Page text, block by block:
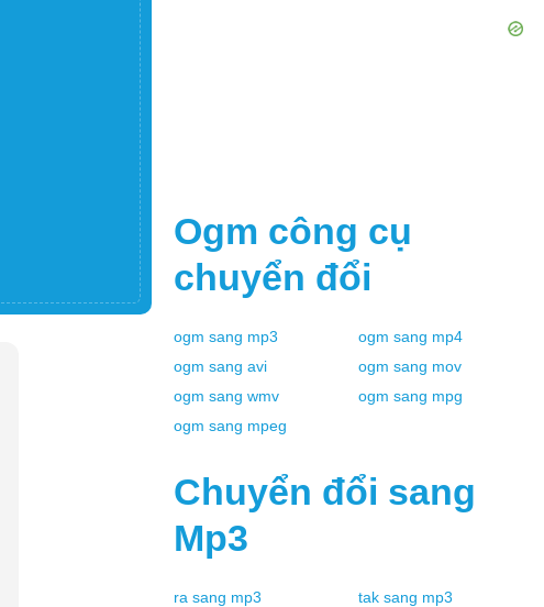
Ogm công cụ
chuyển đổi
ogm sang mp3 ogm sang mp4
ogm sang avi ogm sang mov
ogm sang wmv ogm sang mpg
ogm sang mpeg
Chuyển đổi sang
Mp3
ra sang mp3 tak sang mp3